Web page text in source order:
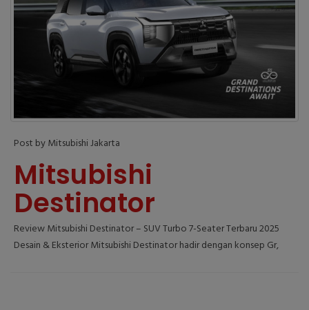
Post by Mitsubishi Jakarta
Mitsubishi
Destinator
Review Mitsubishi Destinator – SUV Turbo 7-Seater Terbaru 2025
Desain & Eksterior Mitsubishi Destinator hadir dengan konsep Gr,